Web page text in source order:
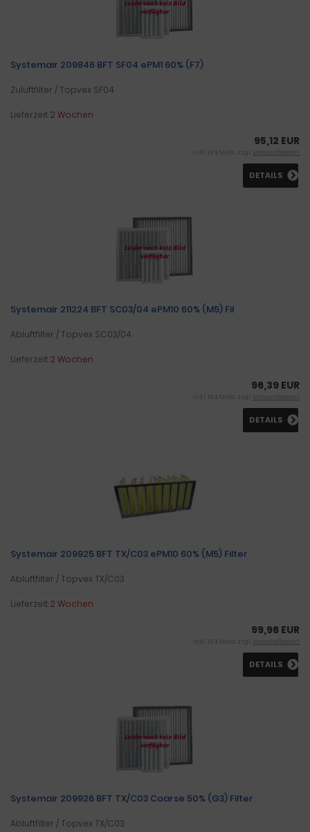
Systemair 209846 BFT SF04 ePM1 60% (F7)
Zuluftfilter / Topvex SF04
Lieferzeit:2 Wochen
95,12 EUR
inkl. 19 % MwSt. zzgl. Versandkosten
DETAILS
Systemair 211224 BFT SC03/04 ePM10 60% (M5) Fil
Abluftfilter / Topvex SC03/04
Lieferzeit:2 Wochen
96,39 EUR
inkl. 19 % MwSt. zzgl. Versandkosten
DETAILS
Systemair 209925 BFT TX/C03 ePM10 60% (M5) Filter
Abluftfilter / Topvex TX/C03
Lieferzeit:2 Wochen
99,96 EUR
inkl. 19 % MwSt. zzgl. Versandkosten
DETAILS
Systemair 209926 BFT TX/C03 Coarse 50% (G3) Filter
Abluftfilter / Topvex TX/C03